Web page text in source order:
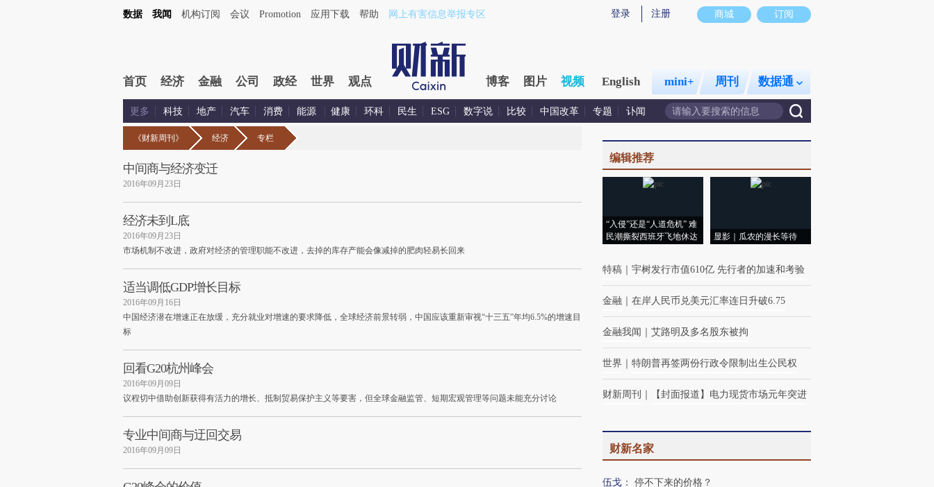
商城 订阅
登录 注册
数据 我闻 机构订阅 会议 Promotion 应用下载 帮助 网上有害信息举报专区
首页 经济 金融 公司 政经 世界 观点 博客 图片 视频 English mini+ 周刊 数据通
更多 科技 地产 汽车 消费 能源 健康 环科 民生 ESG 数字说 比较 中国改革 专题 讣闻
《财新周刊》 经济 专栏
中间商与经济变迁
2016年09月23日
经济未到L底
2016年09月23日
市场机制不改进，政府对经济的管理职能不改进，去掉的库存产能会像减掉的肥肉轻易长回来
适当调低GDP增长目标
2016年09月16日
中国经济潜在增速正在放缓，充分就业对增速的要求降低，全球经济前景转弱，中国应该重新审视“十三五”年均6.5%的增速目
标
回看G20杭州峰会
2016年09月09日
议程切中借助创新获得有活力的增长、抵制贸易保护主义等要害，但全球金融监管、短期宏观管理等问题未能充分讨论
专业中间商与迂回交易
2016年09月09日
编辑推荐
“入侵”还是“人道危机” 难
民潮撕裂西班牙飞地休达
显影｜瓜农的漫长等待
特稿 宇树发行市值610亿 先行者的加速和考验
金融 在岸人民币兑美元汇率连日升破6.75
金融我闻 艾路明及多名股东被拘
世界 特朗普再签两份行政令限制出生公民权
财新周刊 【封面报道】电力现货市场元年突进
财新名家
伍戈 ： 停不下来的价格？